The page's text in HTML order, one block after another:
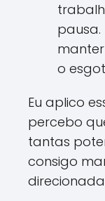
pausa.
o
Eu aplico
percebo
tantas
consigo